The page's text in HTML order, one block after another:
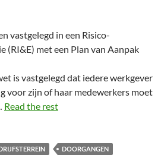
vastgelegd in een Risico-
(RI&E) met een Plan van Aanpak
is vastgelegd dat iedere werkgever
voor zijn of haar medewerkers moet
Read the rest
DOORGANGEN